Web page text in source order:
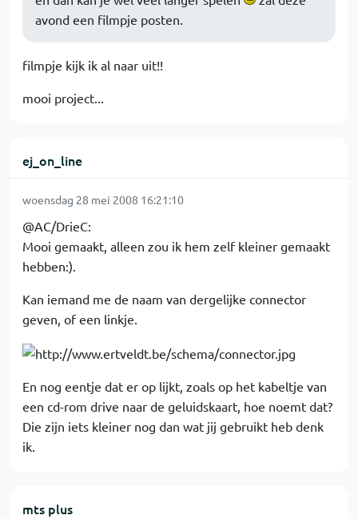
avond een filmpje posten.
filmpje kijk ik al naar uit!!
mooi project...
ej_on_line
woensdag 28 mei 2008 16:21:10
@AC/DrieC:
Mooi gemaakt, alleen zou ik hem zelf kleiner gemaakt
hebben:).
Kan iemand me de naam van dergelijke connector
geven, of een linkje.
En nog eentje dat er op lijkt, zoals op het kabeltje van
een cd-rom drive naar de geluidskaart, hoe noemt dat?
Die zijn iets kleiner nog dan wat jij gebruikt heb denk
ik.
mts plus